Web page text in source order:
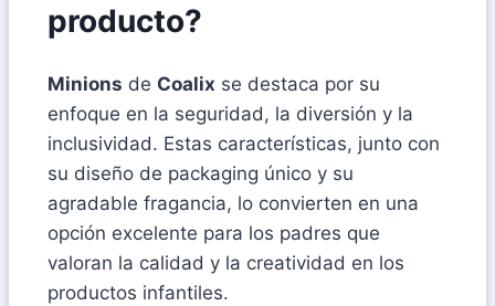
producto?
Minions de Coalix se destaca por su
enfoque en la seguridad, la diversión y la
inclusividad. Estas características, junto con
su diseño de packaging único y su
agradable fragancia, lo convierten en una
opción excelente para los padres que
valoran la calidad y la creatividad en los
productos infantiles.